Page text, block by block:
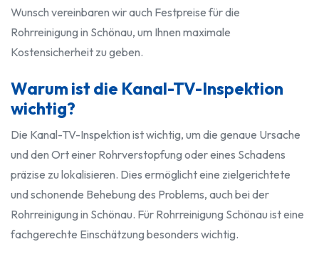
Wunsch vereinbaren wir auch Festpreise für die
Rohrreinigung in Schönau, um Ihnen maximale
Kostensicherheit zu geben.
Warum ist die Kanal-TV-Inspektion
wichtig?
Die Kanal-TV-Inspektion ist wichtig, um die genaue Ursache
und den Ort einer Rohrverstopfung oder eines Schadens
präzise zu lokalisieren. Dies ermöglicht eine zielgerichtete
und schonende Behebung des Problems, auch bei der
Rohrreinigung in Schönau. Für Rohrreinigung Schönau ist eine
fachgerechte Einschätzung besonders wichtig.